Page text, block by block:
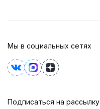
Мы в социальных сетях
Подписаться на рассылку